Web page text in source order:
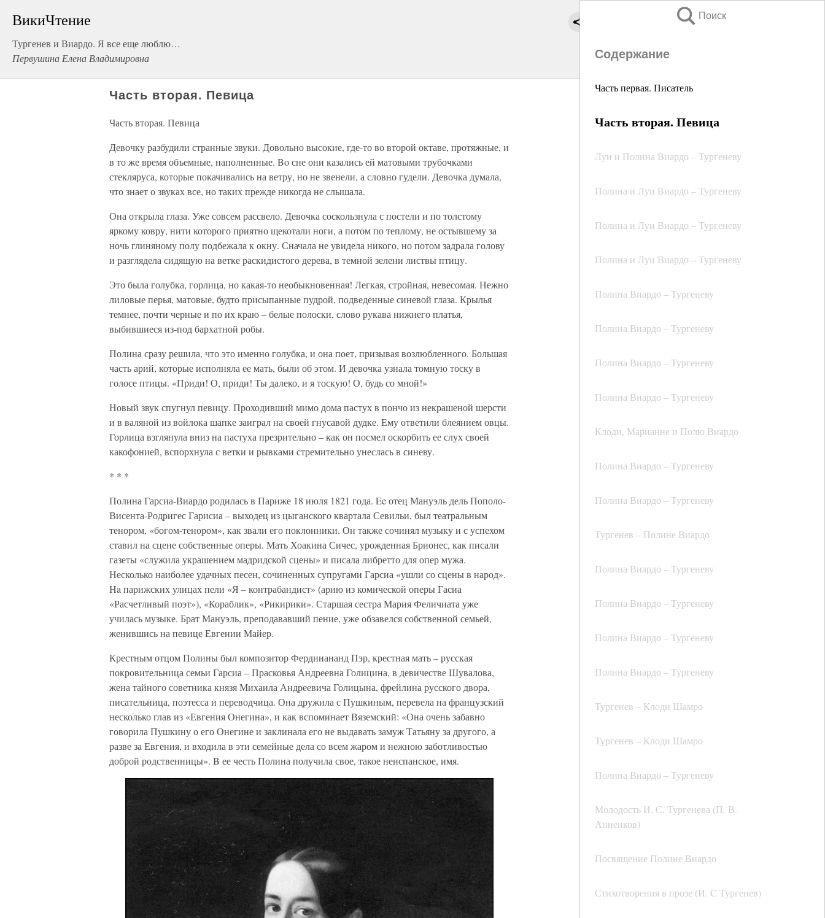
ВикиЧтение
Тургенев и Виардо. Я все еще люблю…
Первушина Елена Владимировна
Поиск
Содержание
Часть первая. Писатель
Часть вторая. Певица
Луи и Полина Виардо – Тургеневу
Полина и Луи Виардо – Тургеневу
Полина и Луи Виардо – Тургеневу
Полина и Луи Виардо – Тургеневу
Полина Виардо – Тургеневу
Полина Виардо – Тургеневу
Полина Виардо – Тургеневу
Полина Виардо – Тургеневу
Клоди, Марианне и Полю Виардо
Полина Виардо – Тургеневу
Полина Виардо – Тургеневу
Тургенев – Полине Виардо
Полина Виардо – Тургеневу
Полина Виардо – Тургеневу
Полина Виардо – Тургеневу
Полина Виардо – Тургеневу
Тургенев – Клоди Шамро
Тургенев – Клоди Шамро
Полина Виардо – Тургеневу
Молодость И. С. Тургенева (П. В.
Анненков)
Посвящение Полине Виардо
Стихотворения в прозе (И. C Тургенев)
Часть вторая. Певица
Часть вторая. Певица
Девочку разбудили странные звуки. Довольно высокие, где-то во второй октаве, протяжные, и
в то же время объемные, наполненные. Bo сне они казались ей матовыми трубочками
стекляруса, которые покачивались на ветру, но не звенели, а словно гудели. Девочка думала,
что знает о звуках все, но таких прежде никогда не слышала.
Она открыла глаза. Уже совсем рассвело. Девочка соскользнула с постели и по толстому
яркому ковру, нити которого приятно щекотали ноги, а потом по теплому, не остывшему за
ночь глиняному полу подбежала к окну. Сначала не увидела никого, но потом задрала голову
и разглядела сидящую на ветке раскидистого дерева, в темной зелени листвы птицу.
Это была голубка, горлица, но какая-то необыкновенная! Легкая, стройная, невесомая. Нежно
лиловые перья, матовые, будто присыпанные пудрой, подведенные синевой глаза. Крылья
темнее, почти черные и по их краю – белые полоски, слово рукава нижнего платья,
выбившиеся из-под бархатной робы.
Полина сразу решила, что это именно голубка, и она поет, призывая возлюбленного. Большая
часть арий, которые исполняла ее мать, были об этом. И девочка узнала томную тоску в
голосе птицы. «Приди! О, приди! Ты далеко, и я тоскую! О, будь со мной!»
Новый звук спугнул певицу. Проходивший мимо дома пастух в пончо из некрашеной шерсти
и в валяной из войлока шапке заиграл на своей гнусавой дудке. Ему ответили блеянием овцы.
Горлица взглянула вниз на пастуха презрительно – как он посмел оскорбить ее слух своей
какофонией, вспорхнула с ветки и рывками стремительно унеслась в синеву.
* * *
Полина Гарсиа-Виардо родилась в Париже 18 июля 1821 года. Ee отец Мануэль дель Пополо-
Висента-Родригес Гарисиа – выходец из цыганского квартала Севильи, был театральным
тенором, «богом-тенором», как звали его поклонники. Он также сочинял музыку и с успехом
ставил на сцене собственные оперы. Мать Хоакина Сичес, урожденная Брионес, как писали
газеты «служила украшением мадридской сцены» и писала либретто для опер мужа.
Несколько наиболее удачных песен, сочиненных супругами Гарсиа «ушли со сцены в народ».
Ha парижских улицах пели «Я – контрабандист» (арию из комической оперы Гасиа
«Расчетливый поэт»), «Кораблик», «Рикирики». Старшая сестра Мария Феличиата уже
училась музыке. Брат Мануэль, преподававший пение, уже обзавелся собственной семьей,
женившись на певице Евгении Майер.
Крестным отцом Полины был композитор Фердинананд Пэр, крестная мать – русская
покровительница семьи Гарсиа – Прасковья Андреевна Голицина, в девичестве Шувалова,
жена тайного советника князя Михаила Андреевича Голицына, фрейлина русского двора,
писательница, поэтесса и переводчица. Она дружила с Пушкиным, перевела на французский
несколько глав из «Евгения Онегина», и как вспоминает Вяземский: «Она очень забавно
говорила Пушкину о его Онегине и заклинала его не выдавать замуж Татьяну за другого, а
разве за Евгения, и входила в эти семейные дела со всем жаром и нежною заботливостью
доброй родственницы». B ее честь Полина получила свое, такое неиспанское, имя.